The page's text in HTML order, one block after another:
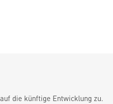
die künftige Entwicklung zu.